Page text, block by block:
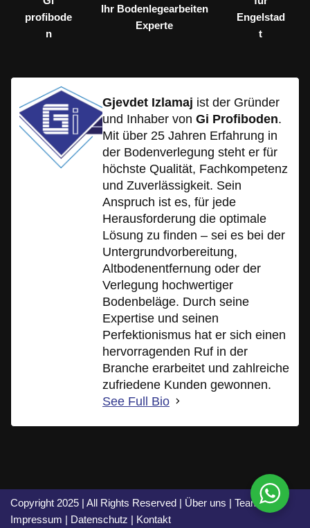
profibode
n
Ihr Bodenlegearbeiten
Experte
Engelstad
t
Gjevdet Izlamaj ist der Gründer
und Inhaber von Gi Profiboden.
Mit über 25 Jahren Erfahrung in
der Bodenverlegung steht er für
höchste Qualität, Fachkompetenz
und Zuverlässigkeit. Sein
Anspruch ist es, für jede
Herausforderung die optimale
Lösung zu finden – sei es bei der
Untergrundvorbereitung,
Altbodenentfernung oder der
Verlegung hochwertiger
Bodenbeläge. Durch seine
Expertise und seinen
Perfektionismus hat er sich einen
hervorragenden Ruf in der
Branche erarbeitet und zahlreiche
zufriedene Kunden gewonnen.
See Full Bio
Copyright 2025 | All Rights Reserved | Über uns | Team |
Impressum | Datenschutz | Kontakt